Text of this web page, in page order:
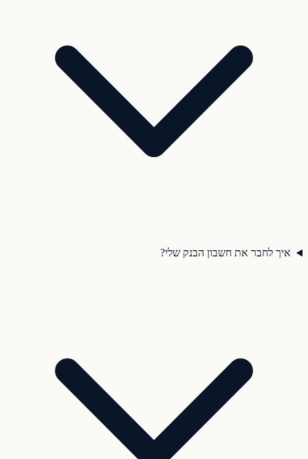
איך לחבר את חשבון הבנק שלי?